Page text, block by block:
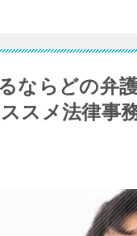
ならどの弁
スメ法律事